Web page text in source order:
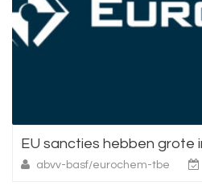
EU sancties hebben grote
abvv-basf/eurochem-tbe